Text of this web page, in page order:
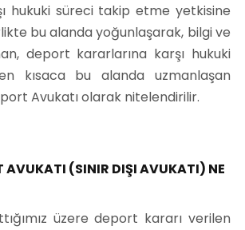
hukuki süreci takip etme yetkisine
bu alanda yoğunlaşarak, bilgi ve
deport kararlarına karşı hukuki
kısaca bu alanda uzmanlaşan
Avukatı olarak nitelendirilir.
AVUKATI (SINIR DIŞI AVUKATI) NE
üzere deport kararı verilen